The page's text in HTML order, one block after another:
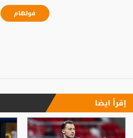
فولهام
إقرأ ايضا